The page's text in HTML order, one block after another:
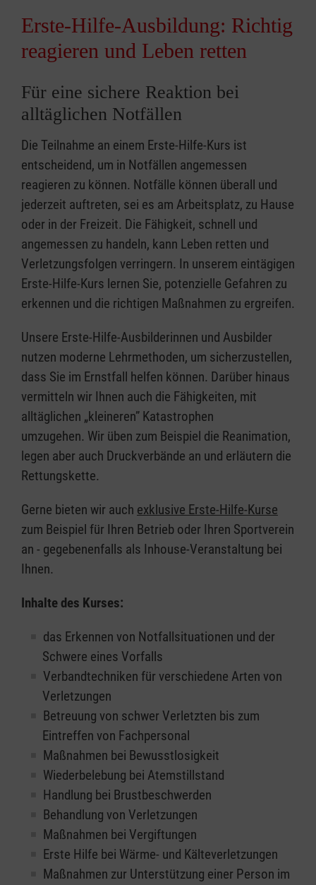
Erste-Hilfe-Ausbildung: Richtig
reagieren und Leben retten
Für eine sichere Reaktion bei
alltäglichen Notfällen
Die Teilnahme an einem Erste-Hilfe-Kurs ist
entscheidend, um in Notfällen angemessen
reagieren zu können. Notfälle können überall und
jederzeit auftreten, sei es am Arbeitsplatz, zu Hause
oder in der Freizeit. Die Fähigkeit, schnell und
angemessen zu handeln, kann Leben retten und
Verletzungsfolgen verringern. In unserem eintägigen
Erste-Hilfe-Kurs lernen Sie, potenzielle Gefahren zu
erkennen und die richtigen Maßnahmen zu ergreifen.
Unsere Erste-Hilfe-Ausbilderinnen und Ausbilder
nutzen moderne Lehrmethoden, um sicherzustellen,
dass Sie im Ernstfall helfen können. Darüber hinaus
vermitteln wir Ihnen auch die Fähigkeiten, mit
alltäglichen „kleineren” Katastrophen
umzugehen. Wir üben zum Beispiel die Reanimation,
legen aber auch Druckverbände an und erläutern die
Rettungskette.
Gerne bieten wir auch exklusive Erste-Hilfe-Kurse
zum Beispiel für Ihren Betrieb oder Ihren Sportverein
an - gegebenenfalls als Inhouse-Veranstaltung bei
Ihnen.
Inhalte des Kurses:
das Erkennen von Notfallsituationen und der
Schwere eines Vorfalls
Verbandtechniken für verschiedene Arten von
Verletzungen
Betreuung von schwer Verletzten bis zum
Eintreffen von Fachpersonal
Maßnahmen bei Bewusstlosigkeit
Wiederbelebung bei Atemstillstand
Handlung bei Brustbeschwerden
Behandlung von Verletzungen
Maßnahmen bei Vergiftungen
Erste Hilfe bei Wärme- und Kälteverletzungen
Maßnahmen zur Unterstützung einer Person im